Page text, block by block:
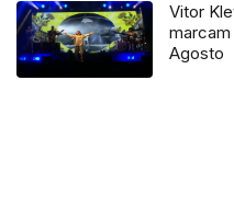
Vitor
Agosto